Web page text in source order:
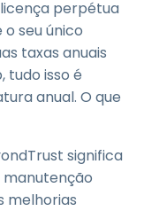
perpétua
seu único
taxas anuais
tudo isso é
anual. O que
significa
melhorias